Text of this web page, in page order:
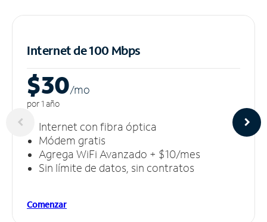
Internet de 100 Mbps
$30/mo
por 1 año
Internet con fibra óptica
Módem gratis
Agrega WiFi Avanzado + $10/mes
Sin límite de datos, sin contratos
Comenzar